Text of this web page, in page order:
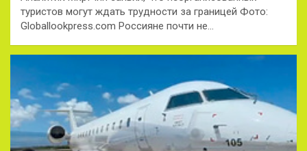
туристов могут ждать трудности за границей Фото:
Globallookpress.com Россияне почти не…